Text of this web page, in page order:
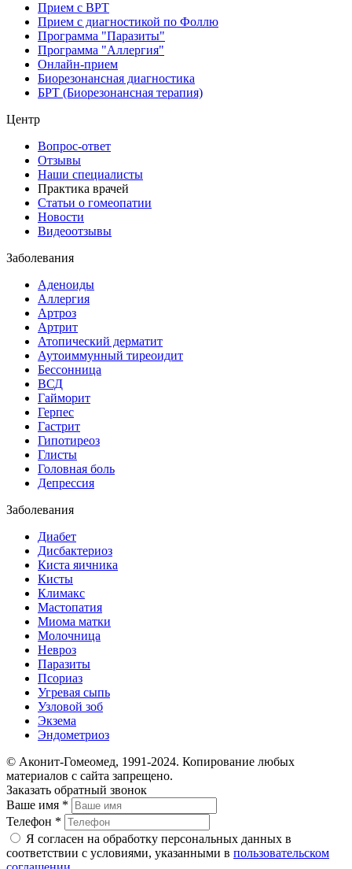
Прием с ВРТ
Прием с диагностикой по Фоллю
Программа "Паразиты"
Программа "Аллергия"
Онлайн-прием
Биорезонансная диагностика
БРТ (Биорезонансная терапия)
Центр
Вопрос-ответ
Отзывы
Наши специалисты
Практика врачей
Статьи о гомеопатии
Новости
Видеоотзывы
Заболевания
Аденоиды
Аллергия
Артроз
Артрит
Атопический дерматит
Аутоиммунный тиреоидит
Бессонница
ВСД
Гайморит
Герпес
Гастрит
Гипотиреоз
Глисты
Головная боль
Депрессия
Заболевания
Диабет
Дисбактериоз
Киста яичника
Кисты
Климакс
Мастопатия
Миома матки
Молочница
Невроз
Паразиты
Псориаз
Угревая сыпь
Узловой зоб
Экзема
Эндометриоз
© Аконит-Гомеомед, 1991-2024. Копирование любых
материалов с сайта запрещено.
Заказать обратный звонок
Ваше имя *
Телефон *
Я согласен на обработку персональных данных в
соответствии с условиями, указанными в пользовательском